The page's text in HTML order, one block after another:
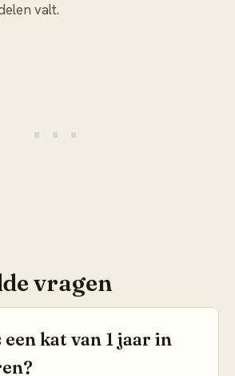
valt.
vragen
kat van 1 jaar in